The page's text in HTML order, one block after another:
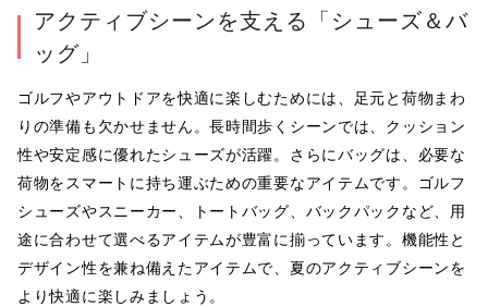
アクティブシーンを支える「シューズ＆バ
ッグ」
ゴルフやアウトドアを快適に楽しむためには、足元と荷物まわ
りの準備も欠かせません。長時間歩くシーンでは、クッション
性や安定感に優れたシューズが活躍。さらにバッグは、必要な
荷物をスマートに持ち運ぶための重要なアイテムです。ゴルフ
シューズやスニーカー、トートバッグ、バックパックなど、用
途に合わせて選べるアイテムが豊富に揃っています。機能性と
デザイン性を兼ね備えたアイテムで、夏のアクティブシーンを
より快適に楽しみましょう。